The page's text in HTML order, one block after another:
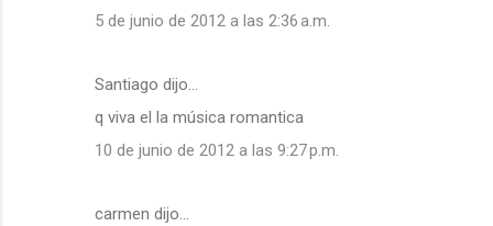
5 de junio de 2012 a las 2:36 a.m.
Santiago dijo…
q viva el la música romantica
10 de junio de 2012 a las 9:27 p.m.
carmen dijo…